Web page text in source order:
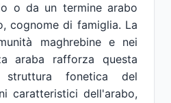
o da un termine arabo
cognome di famiglia. La
maghrebine e nei
araba rafforza questa
fonetica del
caratteristici dell'arabo,